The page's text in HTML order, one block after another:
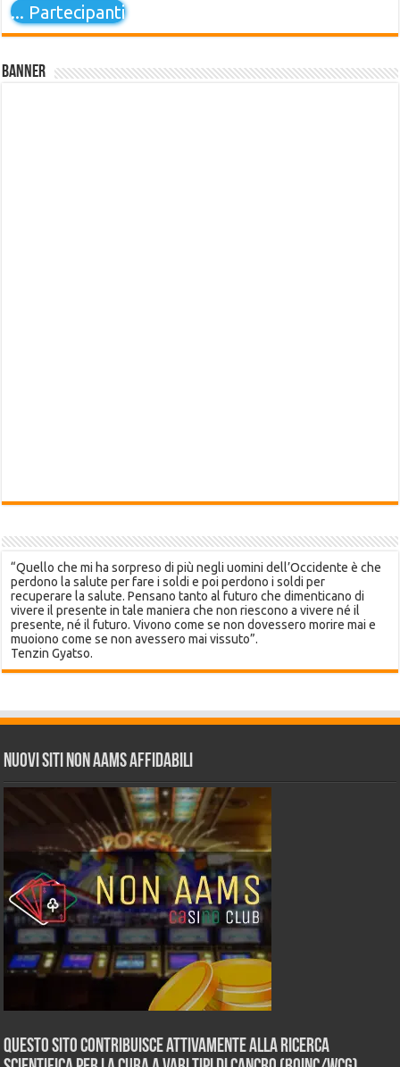
... Partecipanti
Banner
“Quello che mi ha sorpreso di più negli uomini dell’Occidente è che
perdono la salute per fare i soldi e poi perdono i soldi per
recuperare la salute. Pensano tanto al futuro che dimenticano di
vivere il presente in tale maniera che non riescono a vivere né il
presente, né il futuro. Vivono come se non dovessero morire mai e
muoiono come se non avessero mai vissuto”.
Tenzin Gyatso.
Nuovi siti non AAMS affidabili
Questo sito contribuisce attivamente alla ricerca